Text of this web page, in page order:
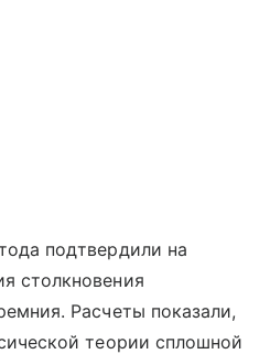
подтвердили на
столкновения
Расчеты показали,
теории сплошной